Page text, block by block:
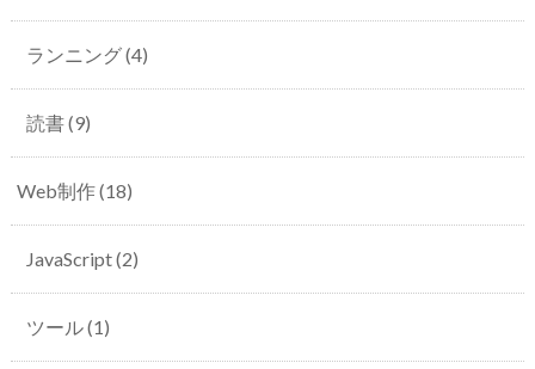
ランニング(4)
読書(9)
Web制作(18)
JavaScript(2)
ツール(1)